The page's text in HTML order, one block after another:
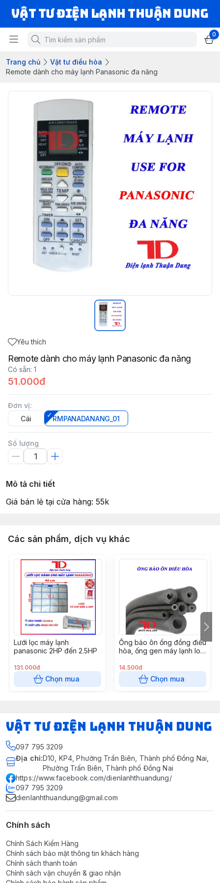
VẬT TƯ ĐIỆN LẠNH THUẬN DUNG
0
Trang chủ
Vật tư điều hòa
Remote dành cho máy lạnh Panasonic đa năng
Yêu thích
Remote dành cho máy lạnh Panasonic đa năng
Có sẵn: 1
51.000đ
Đơn vị:
Cái
RMPANADANANG_01
Số lượng
Mô tả chi tiết
Giá bán lẻ tại cửa hàng: 55k
Các sản phẩm, dịch vụ khác
Lưới lọc máy lạnh
panasonic 2HP đến 2.5HP
131.000đ
Chọn mua
Ống bảo ôn ống đồng điều
hòa, ống gen máy lạnh loại
2 mét
14.500đ
Chọn mua
VẬT TƯ ĐIỆN LẠNH THUẬN DUNG
097 795 3209
Địa chỉ:D10, KP4, Phường Trấn Biên, Thành phố Đồng Nai,
Phường Trấn Biên, Thành phố Đồng Nai
https://www.facebook.com/dienlanhthuandung/
097 795 3209
dienlanhthuandung@gmail.com
Chính sách
Chính Sách Kiểm Hàng
Chính sách bảo mật thông tin khách hàng
Chính sách thanh toán
Chính sách vận chuyển & giao nhận